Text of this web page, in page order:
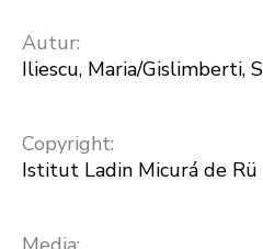
Autur:
Iliescu, Maria/Gislimberti,
Copyright:
Istitut Ladin Micurá de